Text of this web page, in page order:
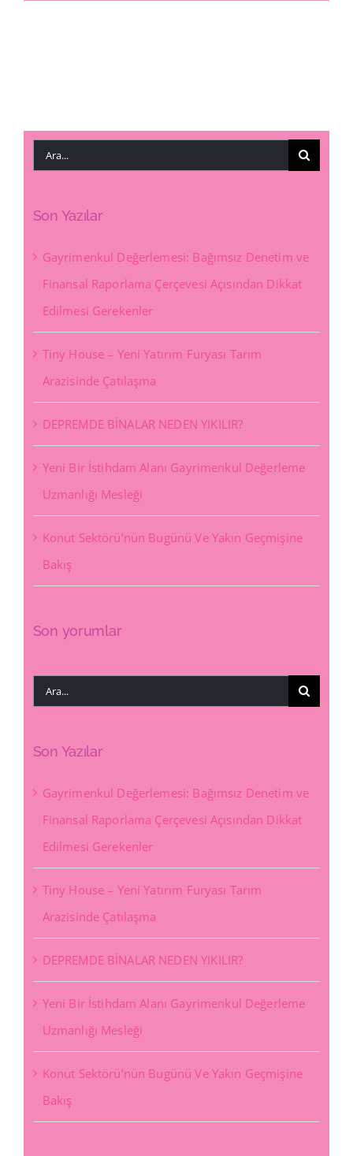
Ara:
Son Yazılar
Gayrimenkul Değerlemesi: Bağımsız Denetim ve
Finansal Raporlama Çerçevesi Açısından Dikkat
Edilmesi Gerekenler
Tiny House – Yeni Yatırım Furyası Tarım
Arazisinde Çatılaşma
DEPREMDE BİNALAR NEDEN YIKILIR?
Yeni Bir İstihdam Alanı Gayrimenkul Değerleme
Uzmanlığı Mesleği
Konut Sektörü’nün Bugünü Ve Yakın Geçmişine
Bakış
Son yorumlar
Ara:
Son Yazılar
Gayrimenkul Değerlemesi: Bağımsız Denetim ve
Finansal Raporlama Çerçevesi Açısından Dikkat
Edilmesi Gerekenler
Tiny House – Yeni Yatırım Furyası Tarım
Arazisinde Çatılaşma
DEPREMDE BİNALAR NEDEN YIKILIR?
Yeni Bir İstihdam Alanı Gayrimenkul Değerleme
Uzmanlığı Mesleği
Konut Sektörü’nün Bugünü Ve Yakın Geçmişine
Bakış